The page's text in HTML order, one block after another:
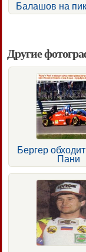
Балашов на
Другие
Бергер
Пани